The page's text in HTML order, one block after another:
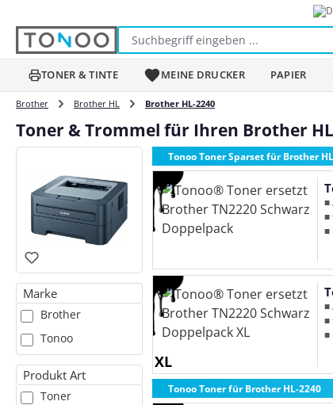
TONER & TINTE MEINE DRUCKER PAPIER
Brother Brother HL Brother HL-2240
Toner & Trommel für Ihren Brother
Marke
Brother
Tonoo
Produkt Art
Toner
Tonoo Toner Sparset für Brother
■
■
■
XL
■
■
■
Tonoo Toner für Brother HL-2240